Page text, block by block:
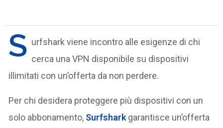
S urfshark viene incontro alle esigenze di chi
cerca una VPN disponibile su dispositivi
illimitati con un’offerta da non perdere.
Per chi desidera proteggere più dispositivi con un
solo abbonamento, Surfsharkgarantisce un’offerta